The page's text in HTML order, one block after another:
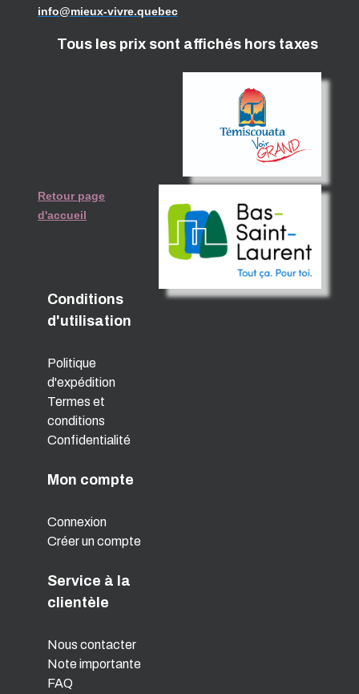
info@mieux-vivre.quebec
Tous les prix sont affichés hors taxes
Retour page
d'accueil
Conditions
d'utilisation
Politique
d'expédition
Termes et
conditions
Confidentialité
Mon compte
Connexion
Créer un compte
Service à la
clientèle
Nous contacter
Note importante
FAQ